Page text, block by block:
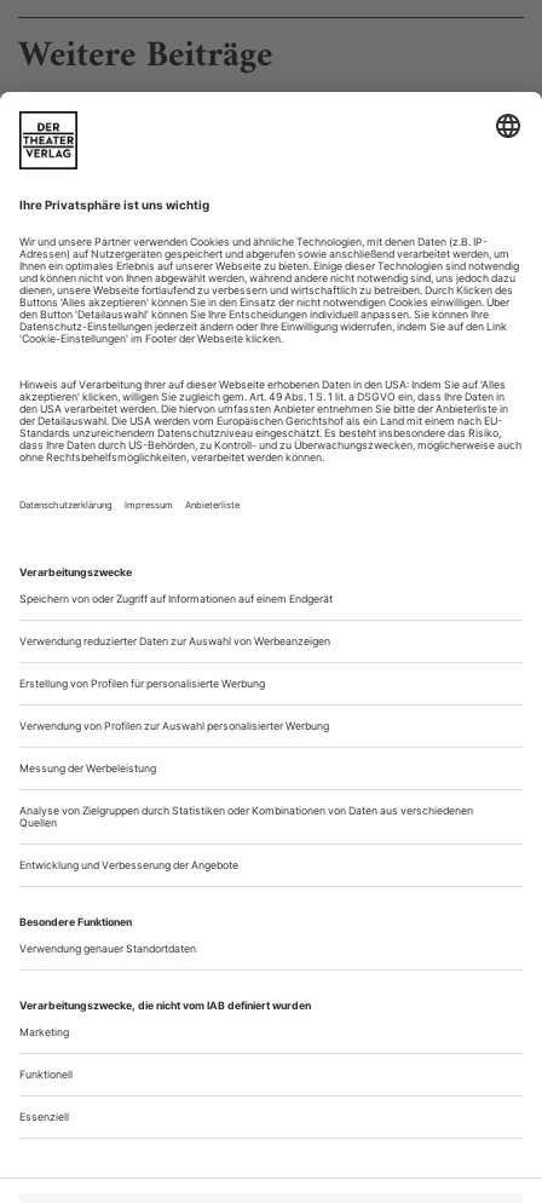
Weitere Beiträge
Du holde, hohe Kunst
Die Schubertiade wird 50 und bietet auch im Jubiläumsjahr wieder
beträchtliches Niveau
Der Berg ruht. Ist ganz jener «starrende Fels», wie ihn
Ludwig Rellstab in seinem Gedicht «Der Aufenthalt»
besungen und Franz Schubert ihn in jenes elegische e-Moll-
Lied gekleidet hat, dessen trockene Triolen noch nach dem
Schlusston weiter durch Hirn und Herz pochen. Das
Schweizer Grenze schutzgebietend...
Lieder ohne Melodien
ansprechend, nobel im Ausdruck. Eine Stimme, die darüber
hinaus durch vorbildliche Textverständlichkeit besticht. Auf
dem Album mit dem Titel «Libertas» finden sich außerdem
zwei seltene Komponisten-Namen: Amy Beach und Joseph
Marx. Das klingt...
Durch sanfte Güte wonnevoll
Christian Gerhaher und Gerold Huber bieten auf ihrem Album mit
Brahms-Liedern große Kunst
Mitunter sind es nur feinste Nuancen, in denen sich größere
Unterscheidungen ablesen lassen. Während es in Schuberts
«Ständchen» nach Rellstab heißt: «Leise flehen meine Lieder /
Durch die Nacht zu Dir», schließt das vierte Stück aus den
«Fünf Liedern» op. 106 von Brahms mit den Worten
«Dunkel klingen meine Lieder». Es ist nur ein
Wimpernschlag, der beides, dort...
Über uns Kontakt Kritikerumfrage Newsletter